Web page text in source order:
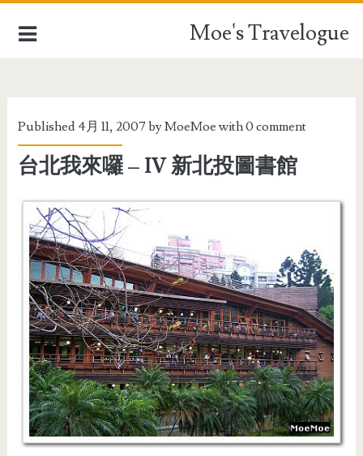
Moe's Travelogue
AFRICA
TAIWAN
TRAVEL STUFFFS
Published 4月 11, 2007 byMoeMoewith0 comment
台北我來囉 – IV 新北投圖書館